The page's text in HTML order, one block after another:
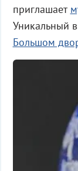
приглашает
Уникальный
Большом